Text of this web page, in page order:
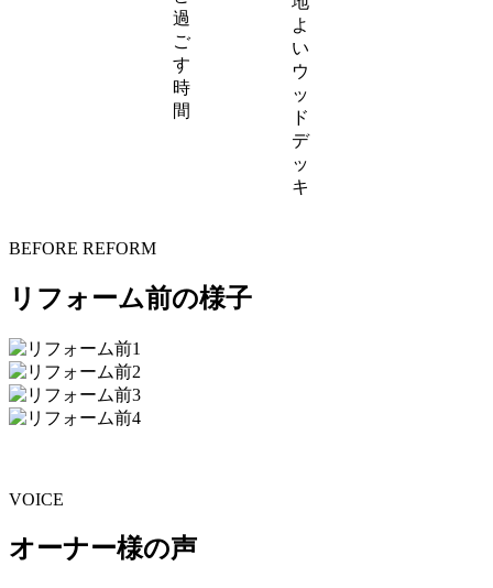
過
ご
す
時
間
よ
い
ウ
ッ
ド
デ
ッ
キ
BEFORE REFORM
リフォーム前の様子
VOICE
オーナー様の声